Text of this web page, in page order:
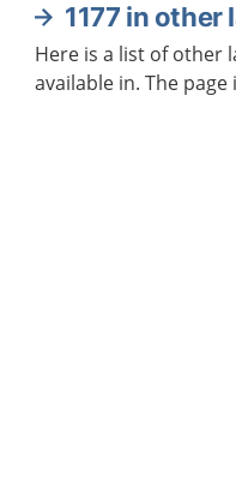
1177 in other
Here is a list of other
available in. The page